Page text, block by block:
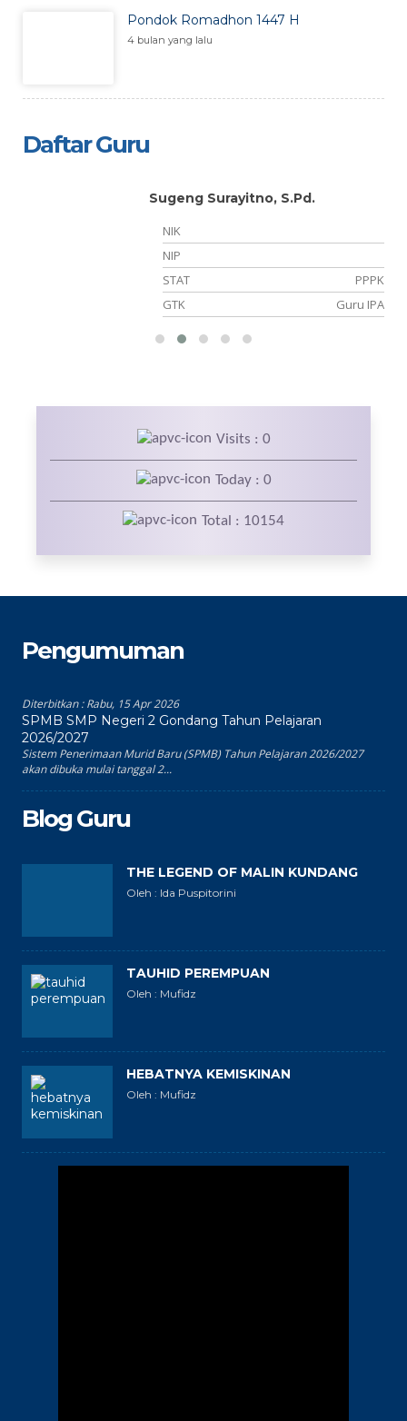
Pondok Romadhon 1447 H
4 bulan yang lalu
Daftar Guru
Sugeng Surayitno, S.Pd.
NIK
NIP
STAT
PPPK
GTK
Guru IPA
Visits : 0
Today : 0
Total : 10154
Pengumuman
Diterbitkan :Rabu, 15 Apr 2026
SPMB SMP Negeri 2 Gondang Tahun Pelajaran
2026/2027
Sistem Penerimaan Murid Baru (SPMB) Tahun Pelajaran 2026/2027
akan dibuka mulai tanggal 2...
Blog Guru
THE LEGEND OF MALIN KUNDANG
Oleh : Ida Puspitorini
TAUHID PEREMPUAN
Oleh : Mufidz
HEBATNYA KEMISKINAN
Oleh : Mufidz